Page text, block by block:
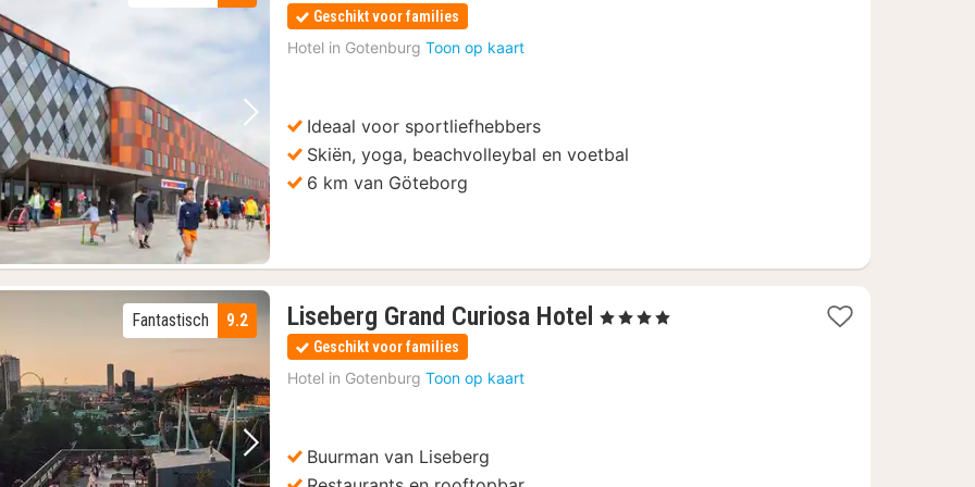
Vorige foto Volgende foto
Geschikt voor families
Hotel in Gotenburg Toon op kaart
Ideaal voor sportliefhebbers
Skiën, yoga, beachvolleybal en voetbal
6 km van Göteborg
Vorige foto Volgende foto
9.2
Fantastisch Liseberg Grand Curiosa Hotel 1
, 4 Sterren
Geschikt voor families
Hotel in Gotenburg Toon op kaart
Buurman van Liseberg